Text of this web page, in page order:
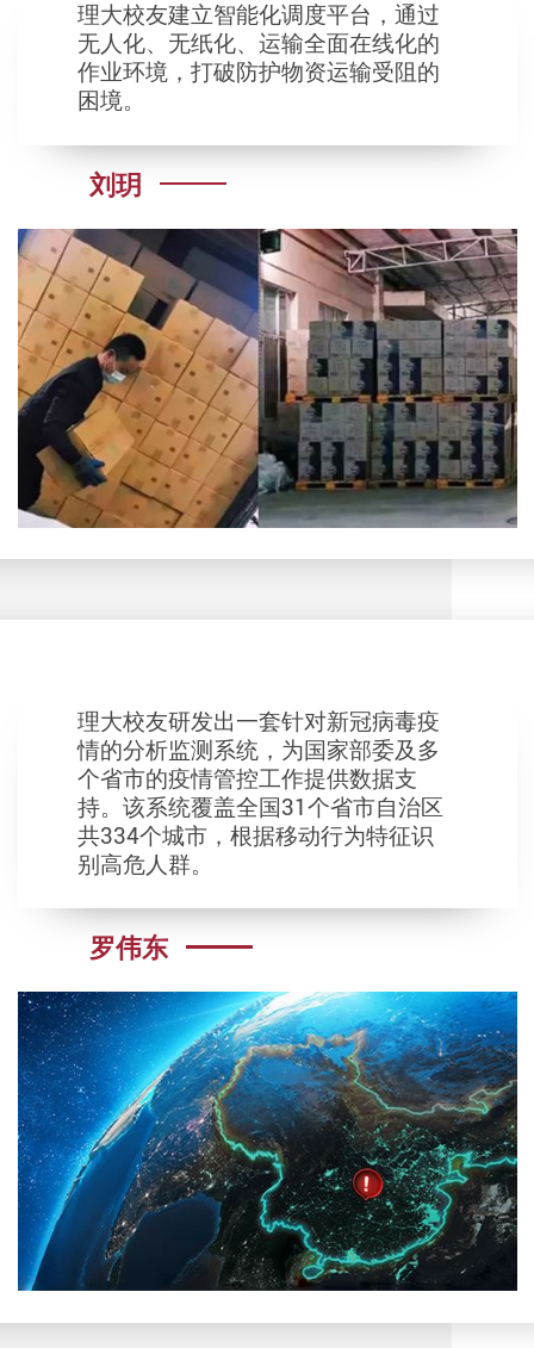
理大校友建立智能化调度平台，通过
无人化、无纸化、运输全面在线化的
作业环境，打破防护物资运输受阻的
困境。
刘玥
理大校友研发出一套针对新冠病毒疫
情的分析监测系统，为国家部委及多
个省市的疫情管控工作提供数据支
持。该系统覆盖全国31个省市自治区
共334个城市，根据移动行为特征识
别高危人群。
罗伟东